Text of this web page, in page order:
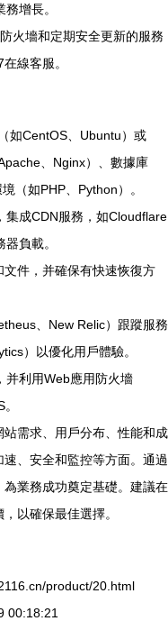
增長。
火墻和定期安全更新的服務
線客服。
如CentOS、Ubuntu）或
、Nginx）、數據庫
（如PHP、Python）。
集成CDN服務，如Cloudflare
負載。
件，并確保有快速恢復方
、New Relic）跟蹤服務
）以優化用戶體驗。
并利用Web應用防火墻
需求、用戶分布、性能和成
、安全和監控等方面。通過
業務成功奠定基礎。建議在
以確保最佳選擇。
product/20.html
00:18:21